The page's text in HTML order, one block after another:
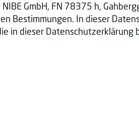
GmbH, FN 78375 h,
Bestimmungen. In dieser
in dieser